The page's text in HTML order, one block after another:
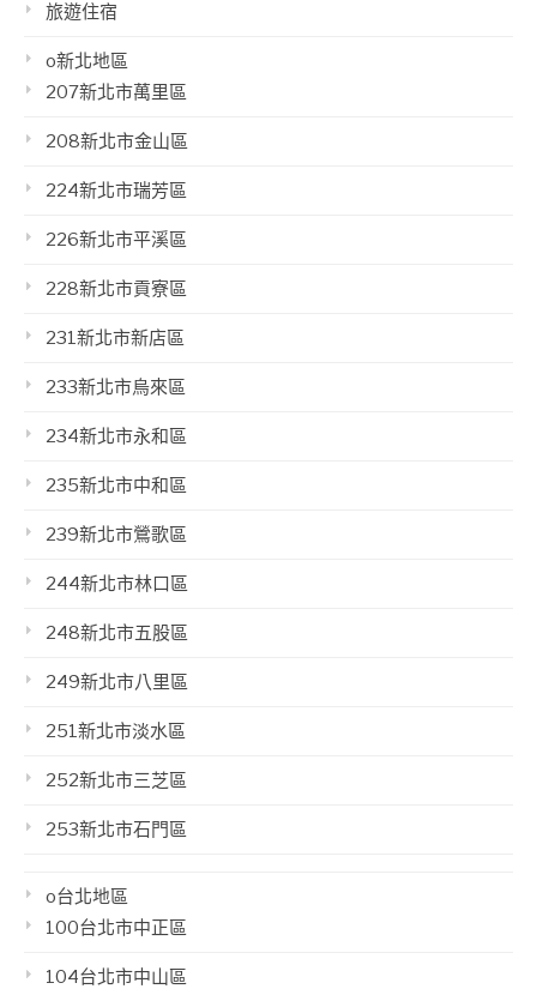
旅遊住宿
o新北地區
207新北市萬里區
208新北市金山區
224新北市瑞芳區
226新北市平溪區
228新北市貢寮區
231新北市新店區
233新北市烏來區
234新北市永和區
235新北市中和區
239新北市鶯歌區
244新北市林口區
248新北市五股區
249新北市八里區
251新北市淡水區
252新北市三芝區
253新北市石門區
o台北地區
100台北市中正區
104台北市中山區